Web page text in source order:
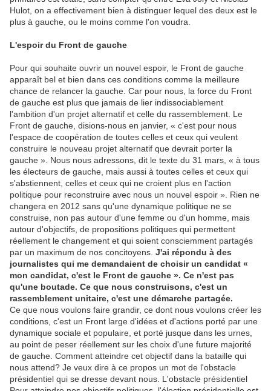
Hulot, on a effectivement bien à distinguer lequel des deux est le
plus à gauche, ou le moins comme l'on voudra.
L'espoir du Front de gauche
Pour qui souhaite ouvrir un nouvel espoir, le Front de gauche
apparaît bel et bien dans ces conditions comme la meilleure
chance de relancer la gauche. Car pour nous, la force du Front
de gauche est plus que jamais de lier indissociablement
l'ambition d'un projet alternatif et celle du rassemblement. Le
Front de gauche, disions-nous en janvier, « c'est pour nous
l'espace de coopération de toutes celles et ceux qui veulent
construire le nouveau projet alternatif que devrait porter la
gauche ». Nous nous adressons, dit le texte du 31 mars, « à tous
les électeurs de gauche, mais aussi à toutes celles et ceux qui
s'abstiennent, celles et ceux qui ne croient plus en l'action
politique pour reconstruire avec nous un nouvel espoir ». Rien ne
changera en 2012 sans qu'une dynamique politique ne se
construise, non pas autour d'une femme ou d'un homme, mais
autour d'objectifs, de propositions politiques qui permettent
réellement le changement et qui soient consciemment partagés
par un maximum de nos concitoyens. J'ai répondu à des
journalistes qui me demandaient de choisir un candidat «
mon candidat, c'est le Front de gauche ». Ce n'est pas
qu'une boutade. Ce que nous construisons, c'est un
rassemblement unitaire, c'est une démarche partagée.
Ce que nous voulons faire grandir, ce dont nous voulons créer les
conditions, c'est un Front large d'idées et d'actions porté par une
dynamique sociale et populaire, et porté jusque dans les urnes,
au point de peser réellement sur les choix d'une future majorité
de gauche. Comment atteindre cet objectif dans la bataille qui
nous attend? Je veux dire à ce propos un mot de l'obstacle
présidentiel qui se dresse devant nous. L'obstacle présidentiel